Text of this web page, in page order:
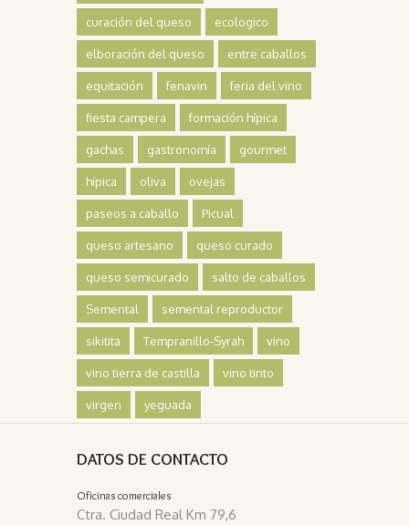
curación del queso ecologico
elboración del queso entre caballos
equitación fenavin feria del vino
fiesta campera formación hípica
gachas gastronomía gourmet
hípica oliva ovejas
paseos a caballo Picual
queso artesano queso curado
queso semicurado salto de caballos
Semental semental reproductor
sikitita Tempranillo-Syrah vino
vino tierra de castilla vino tinto
virgen yeguada
DATOS DE CONTACTO
Oficinas comerciales
Ctra. Ciudad Real Km 79,6